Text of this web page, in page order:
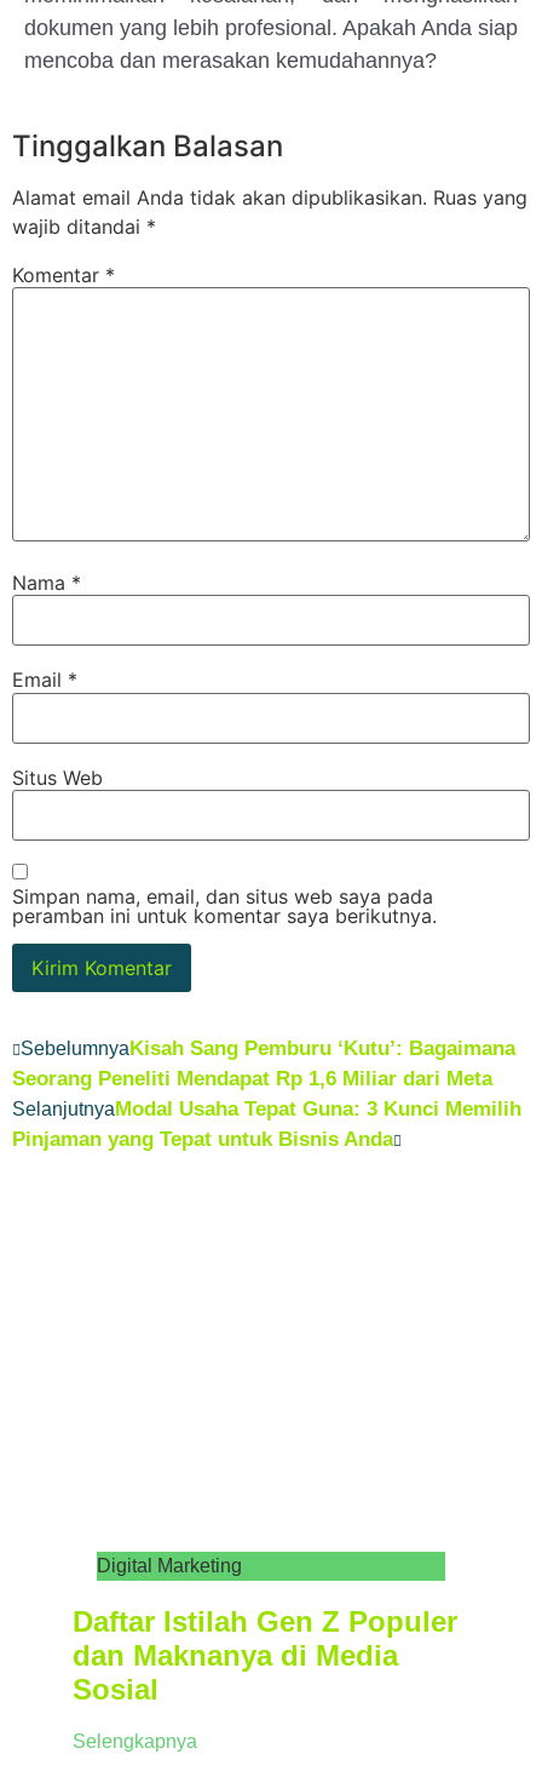
dokumen yang lebih profesional. Apakah Anda siap
mencoba dan merasakan kemudahannya?
Tinggalkan Balasan
Alamat email Anda tidak akan dipublikasikan. Ruas yang
wajib ditandai *
Komentar *
Nama *
Email *
Situs Web
Simpan nama, email, dan situs web saya pada
peramban ini untuk komentar saya berikutnya.
Sebelumnya Kisah Sang Pemburu ‘Kutu’: Bagaimana
Seorang Peneliti Mendapat Rp 1,6 Miliar dari Meta
Selanjutnya Modal Usaha Tepat Guna: 3 Kunci Memilih
Pinjaman yang Tepat untuk Bisnis Anda
Digital Marketing
Daftar Istilah Gen Z Populer
dan Maknanya di Media
Sosial
Selengkapnya